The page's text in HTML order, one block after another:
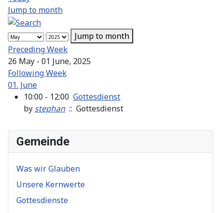
Jump to month
Jump to month
Preceding Week
26 May - 01 June, 2025
Following Week
01. June
10:00 - 12:00 Gottesdienst
by stephan:: Gottesdienst
Gemeinde
Was wir Glauben
Unsere Kernwerte
Gottesdienste